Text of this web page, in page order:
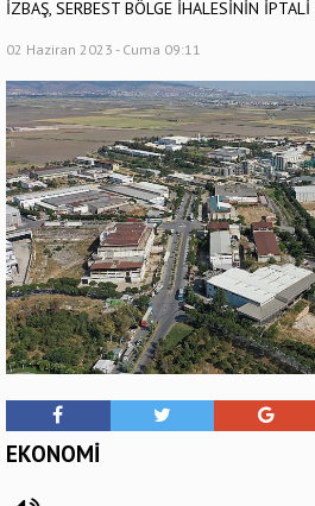
İZBAŞ, SERBEST BÖLGE İHALESİNİN
02 Haziran 2023 - Cuma 09:11
EKONOMİ